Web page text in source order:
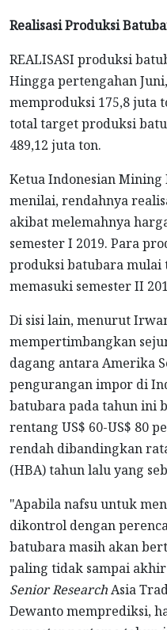
Realisasi Produksi
REALISASI produksi
Hingga pertengahan
memproduksi 175,8 juta
total target produksi
489,12 juta ton.
Ketua Indonesian
menilai, rendahnya
akibat melemahnya
semester I 2019. Para
produksi batubara
memasuki semester II
Di sisi lain, menurut
mempertimbangkan
dagang antara Amerika
pengurangan impor di
batubara pada tahun ini
rentang US$ 60-US$ 80
rendah dibandingkan
(HBA) tahun lalu yang
"Apabila nafsu untuk
dikontrol dengan
batubara masih akan
paling tidak sampai
Senior ResearchAsia
Dewanto memprediksi,